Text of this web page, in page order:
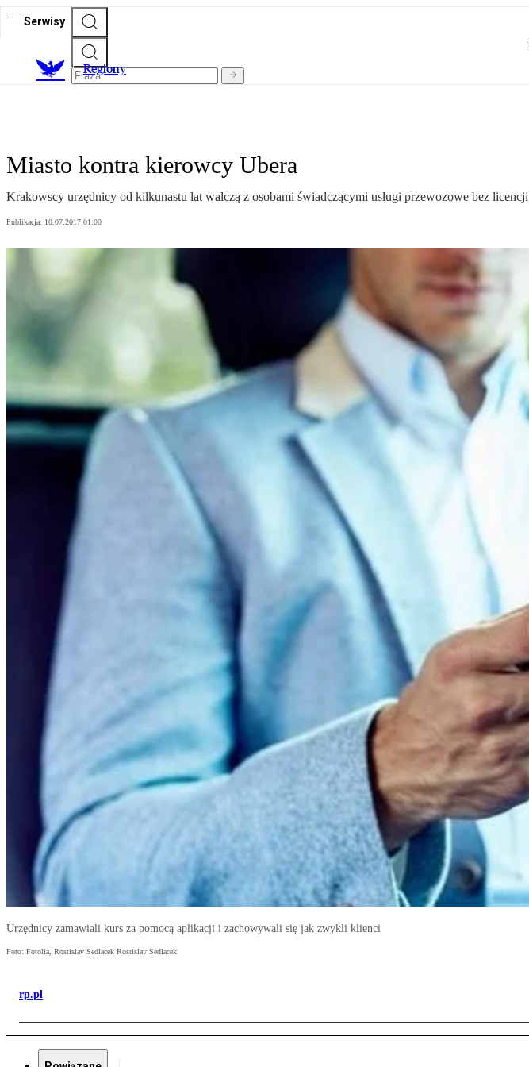
Serwisy
Regiony
Miasto kontra kierowcy Ubera
Krakowscy urzędnicy od kilkunastu lat walczą z osobami świadczącymi usługi przewozowe bez
Publikacja: 10.07.2017 01:00
Urzędnicy zamawiali kurs za pomocą aplikacji i zachowywali się jak zwykli klienci
Foto: Fotolia, Rostislav Sedlacek Rostislav Sedlacek
rp.pl